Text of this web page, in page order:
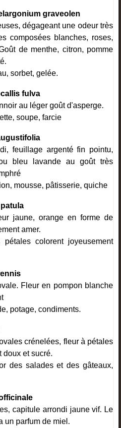
graveolen
dégageant une odeur très
composées blanches, roses,
de menthe, citron, pomme
sorbet, gelée.
fulva
au léger goût d'asperge.
soupe, farcie
feuillage argenté fin pointu,
bleu lavande au goût très
mousse, pâtisserie, quiche
jaune, orange en forme de
amer.
colorent joyeusement
Fleur en pompon blanche
potage, condiments.
crénelées, fleur à pétales
doux et sucré.
des salades et des gâteaux,
capitule arrondi jaune vif. Le
un parfum de miel.